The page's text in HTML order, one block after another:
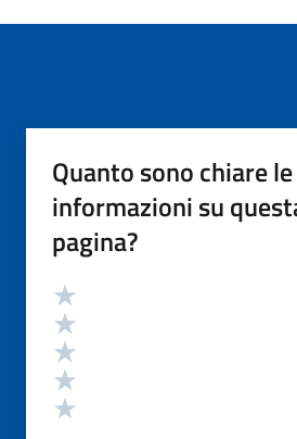
Quanto sono chiare le
informazioni su
pagina?
Valutazione